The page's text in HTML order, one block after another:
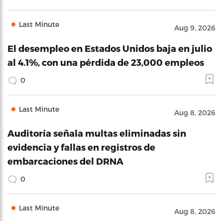
Last Minute Aug 9, 2026
El desempleo en Estados Unidos baja en julio
al 4.1%, con una pérdida de 23,000 empleos
0
Last Minute Aug 8, 2026
Auditoría señala multas eliminadas sin
evidencia y fallas en registros de
embarcaciones del DRNA
0
Last Minute Aug 8, 2026